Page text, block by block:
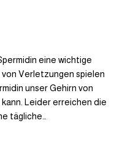
eine wichtige
von Verletzungen spielen
unser Gehirn von
Leider erreichen die
tägliche…